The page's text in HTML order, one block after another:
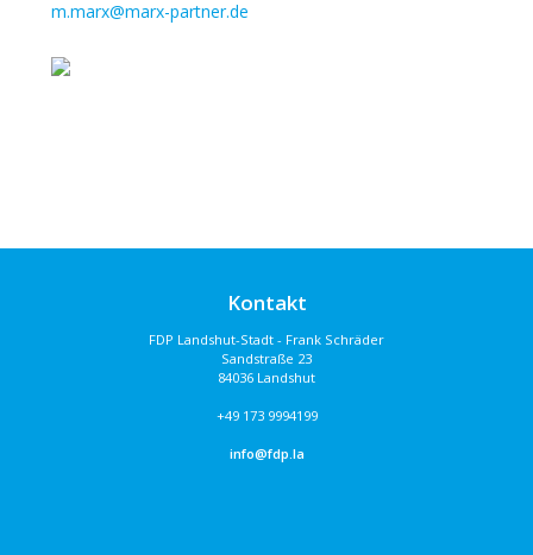
m.marx@marx-partner.de
Kontakt
FDP Landshut-Stadt - Frank Schräder
Sandstraße 23
84036 Landshut
+49 173 9994199
info@fdp.la